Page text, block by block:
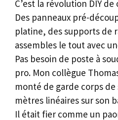
C’est la révolution DIY
Des panneaux pré-
platine, des supports de
assembles le tout avec
Pas besoin de poste à
pro. Mon collègue
monté de garde corps de
mètres linéaires sur son
Il était fier comme un